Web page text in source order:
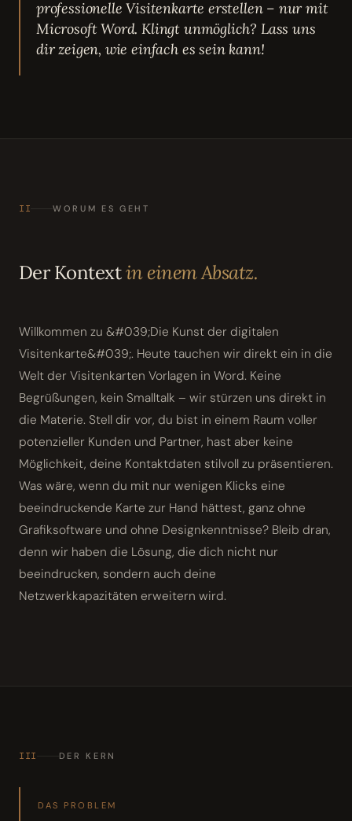
professionelle Visitenkarte erstellen – nur mit
Microsoft Word. Klingt unmöglich? Lass uns
dir zeigen, wie einfach es sein kann!
II WORUM ES GEHT
Der Kontextin einem Absatz.
Willkommen zu &#039;Die Kunst der digitalen
Visitenkarte&#039;. Heute tauchen wir direkt ein in die
Welt der Visitenkarten Vorlagen in Word. Keine
Begrüßungen, kein Smalltalk – wir stürzen uns direkt in
die Materie. Stell dir vor, du bist in einem Raum voller
potenzieller Kunden und Partner, hast aber keine
Möglichkeit, deine Kontaktdaten stilvoll zu präsentieren.
Was wäre, wenn du mit nur wenigen Klicks eine
beeindruckende Karte zur Hand hättest, ganz ohne
Grafiksoftware und ohne Designkenntnisse? Bleib dran,
denn wir haben die Lösung, die dich nicht nur
beeindrucken, sondern auch deine
Netzwerkkapazitäten erweitern wird.
III DER KERN
DAS PROBLEM